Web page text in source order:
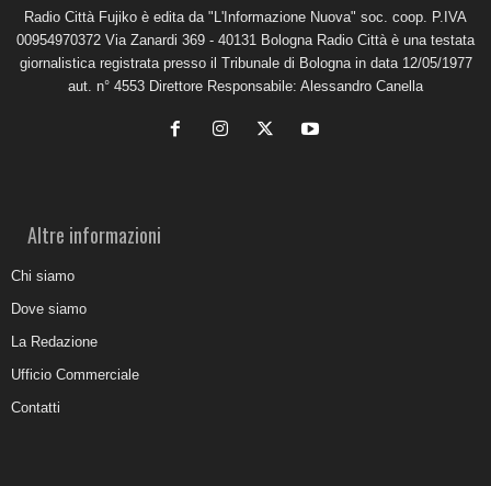
Radio Città Fujiko è edita da "L'Informazione Nuova" soc. coop. P.IVA
00954970372 Via Zanardi 369 - 40131 Bologna Radio Città è una testata
giornalistica registrata presso il Tribunale di Bologna in data 12/05/1977
aut. n° 4553 Direttore Responsabile: Alessandro Canella
Altre informazioni
Chi siamo
Dove siamo
La Redazione
Ufficio Commerciale
Contatti